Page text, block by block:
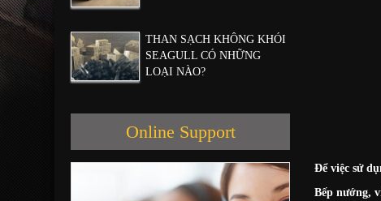
THAN SẠCH KHÔNG KHÓI
SEAGULL CÓ NHỮNG
LOẠI NÀO?
Online Support
Để việc sử
Bếp nướng,